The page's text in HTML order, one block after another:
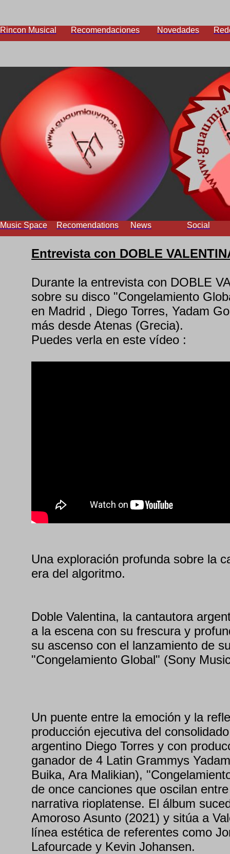
Rincon Musical Recomendaciones Novedades
Music Space Recomendations News Social
Entrevista con DOBLE
Durante la entrevista con DOBLE
sobre su disco "Congelamiento
en Madrid , Diego Torres, Yadam
más desde Atenas (Grecia).
Puedes verla en este vídeo :
Una exploración profunda sobre la
era del algoritmo.
Doble Valentina, la cantautora
a la escena con su frescura y
su ascenso con el lanzamiento de
"Congelamiento Global" (Sony
Un puente entre la emoción y la
producción ejecutiva del
argentino Diego Torres y con
ganador de 4 Latin Grammys
Buika, Ara Malikian),
de once canciones que oscilan
narrativa rioplatense. El álbum
Amoroso Asunto (2021) y sitúa a
línea estética de referentes como
Lafourcade y Kevin Johansen.